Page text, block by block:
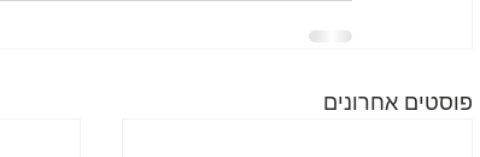
פוסטים אחרונים